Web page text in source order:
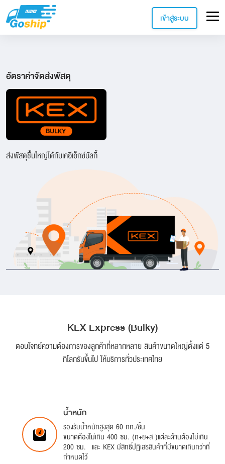
เข้าสู่ระบบ
อัตราค่าจัดส่งพัสดุ
ส่งพัสดุชิ้นใหญ่ได้กับเคอีเอ็กซ์บัลกี้
KEX Express (Bulky)
ตอบโจทย์ความต้องการของลูกค้าที่หลากหลาย สินค้าขนาดใหญ่ตั้งแต่ 5
กิโลกรัมขึ้นไป ให้บริการทั่วประเทศไทย
น้ำหนัก
รองรับน้ำหนักสูงสุด 60 กก./ชิ้น
ขนาดต้องไม่เกิน 400 ซม. (ก+ย+ส )แต่ละด้านต้องไม่เกิน
200 ซม. และ KEX มีสิทธิ์ปฏิเสธสินค้าที่มีขนาดเกินกว่าที่
กำหนดไว้